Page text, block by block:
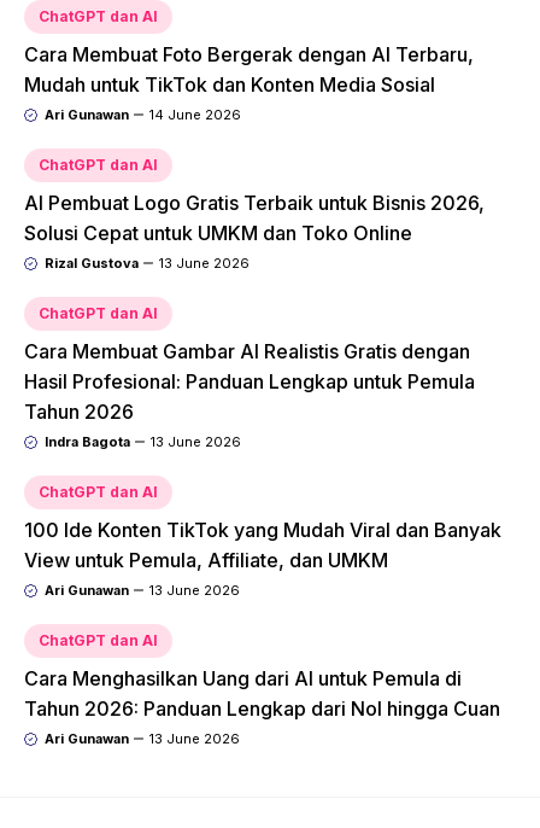
ChatGPT dan AI
Cara Membuat Foto Bergerak dengan AI Terbaru,
Mudah untuk TikTok dan Konten Media Sosial
Ari Gunawan 14 June 2026
ChatGPT dan AI
AI Pembuat Logo Gratis Terbaik untuk Bisnis 2026,
Solusi Cepat untuk UMKM dan Toko Online
Rizal Gustova 13 June 2026
ChatGPT dan AI
Cara Membuat Gambar AI Realistis Gratis dengan
Hasil Profesional: Panduan Lengkap untuk Pemula
Tahun 2026
Indra Bagota 13 June 2026
ChatGPT dan AI
100 Ide Konten TikTok yang Mudah Viral dan Banyak
View untuk Pemula, Affiliate, dan UMKM
Ari Gunawan 13 June 2026
ChatGPT dan AI
Cara Menghasilkan Uang dari AI untuk Pemula di
Tahun 2026: Panduan Lengkap dari Nol hingga Cuan
Ari Gunawan 13 June 2026